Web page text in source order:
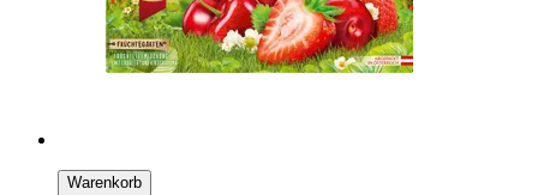
Warenkorb